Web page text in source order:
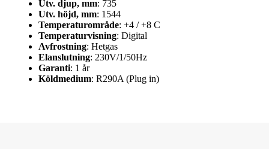
Utv. djup, mm: 735
Utv. höjd, mm: 1544
Temperaturområde: +4 / +8 C
Temperaturvisning: Digital
Avfrostning: Hetgas
Elanslutning: 230V/1/50Hz
Garanti: 1 år
Köldmedium: R290A (Plug in)